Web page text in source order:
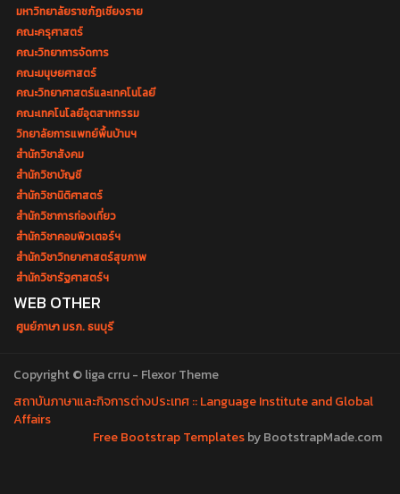
มหาวิทยาลัยราชภัฏเชียงราย
คณะครุศาสตร์
คณะวิทยาการจัดการ
คณะมนุษยศาสตร์
คณะวิทยาศาสตร์และเทคโนโลยี
คณะเทคโนโลยีอุตสาหกรรม
วิทยาลัยการแพทย์พื้นบ้านฯ
สำนักวิชาสังคม
สำนักวิชาบัญชี
สำนักวิชานิติศาสตร์
สำนักวิชาการท่องเที่ยว
สำนักวิชาคอมพิวเตอร์ฯ
สำนักวิชาวิทยาศาสตร์สุขภาพ
สำนักวิชารัฐศาสตร์ฯ
WEB OTHER
ศูนย์ภาษา มรภ. ธนบุรี
Copyright © liga crru - Flexor Theme
สถาบันภาษาและกิจการต่างประเทศ :: Language Institute and Global
Affairs
Free Bootstrap Templatesby BootstrapMade.com